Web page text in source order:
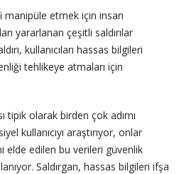
manipüle etmek için insan
yararlanan çeşitli saldırılar
kullanıcıları hassas bilgileri
tehlikeye atmaları için
tipik olarak birden çok adımı
kullanıcıyı araştırıyor, onlar
elde edilen bu verileri güvenlik
Saldırgan, hassas bilgileri ifşa